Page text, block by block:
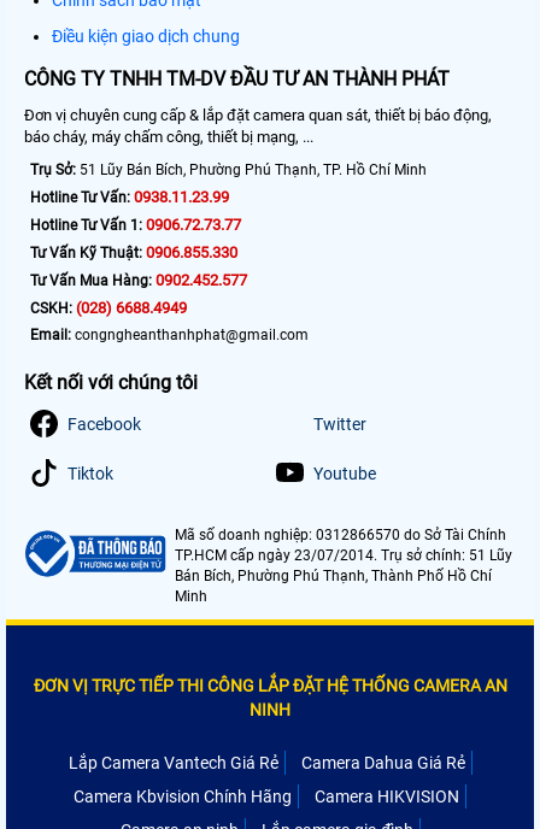
Điều kiện giao dịch chung
CÔNG TY TNHH TM-DV ĐẦU TƯ AN THÀNH PHÁT
Đơn vị chuyên cung cấp & lắp đặt camera quan sát, thiết bị báo động,
báo cháy, máy chấm công, thiết bị mạng, ...
Trụ Sở: 51 Lũy Bán Bích, Phường Phú Thạnh, TP. Hồ Chí Minh
Hotline Tư Vấn: 0938.11.23.99
Hotline Tư Vấn 1: 0906.72.73.77
Tư Vấn Kỹ Thuật: 0906.855.330
Tư Vấn Mua Hàng: 0902.452.577
CSKH: (028) 6688.4949
Email: congngheanthanhphat@gmail.com
Kết nối với chúng tôi
Facebook Twitter
Tiktok Youtube
Mã số doanh nghiệp: 0312866570 do Sở Tài Chính
TP.HCM cấp ngày 23/07/2014. Trụ sở chính: 51 Lũy
Bán Bích, Phường Phú Thạnh, Thành Phố Hồ Chí
Minh
ĐƠN VỊ TRỰC TIẾP THI CÔNG LẮP ĐẶT HỆ THỐNG CAMERA AN
NINH
Lắp Camera Vantech Giá Rẻ
Camera Dahua Giá Rẻ
Camera Kbvision Chính Hãng
Camera HIKVISION